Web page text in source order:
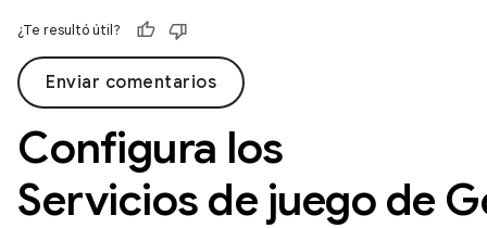
¿Te resultó útil?
Enviar comentarios
Configura los
Servicios de juego de